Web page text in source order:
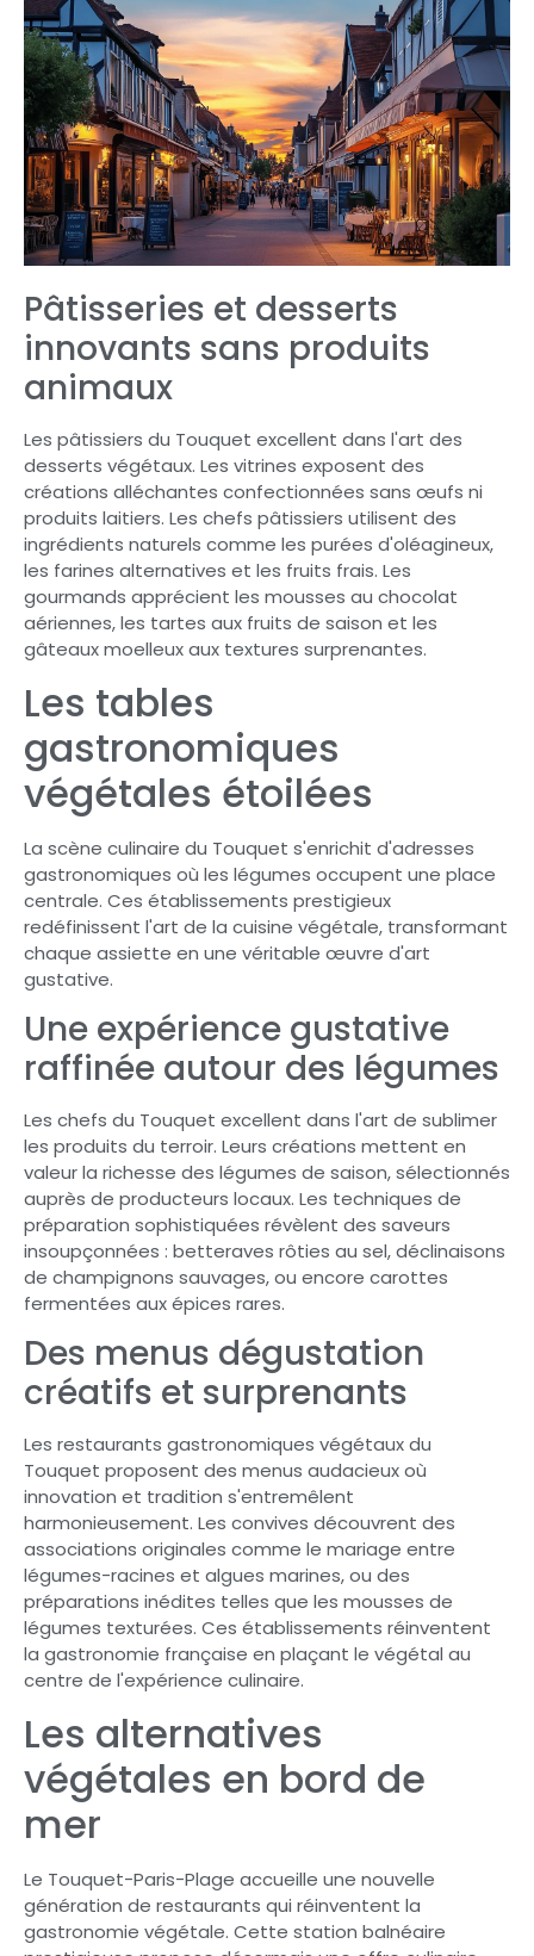
Pâtisseries et desserts
innovants sans produits
animaux
Les pâtissiers du Touquet excellent dans l'art des
desserts végétaux. Les vitrines exposent des
créations alléchantes confectionnées sans œufs ni
produits laitiers. Les chefs pâtissiers utilisent des
ingrédients naturels comme les purées d'oléagineux,
les farines alternatives et les fruits frais. Les
gourmands apprécient les mousses au chocolat
aériennes, les tartes aux fruits de saison et les
gâteaux moelleux aux textures surprenantes.
Les tables
gastronomiques
végétales étoilées
La scène culinaire du Touquet s'enrichit d'adresses
gastronomiques où les légumes occupent une place
centrale. Ces établissements prestigieux
redéfinissent l'art de la cuisine végétale, transformant
chaque assiette en une véritable œuvre d'art
gustative.
Une expérience gustative
raffinée autour des légumes
Les chefs du Touquet excellent dans l'art de sublimer
les produits du terroir. Leurs créations mettent en
valeur la richesse des légumes de saison, sélectionnés
auprès de producteurs locaux. Les techniques de
préparation sophistiquées révèlent des saveurs
insoupçonnées : betteraves rôties au sel, déclinaisons
de champignons sauvages, ou encore carottes
fermentées aux épices rares.
Des menus dégustation
créatifs et surprenants
Les restaurants gastronomiques végétaux du
Touquet proposent des menus audacieux où
innovation et tradition s'entremêlent
harmonieusement. Les convives découvrent des
associations originales comme le mariage entre
légumes-racines et algues marines, ou des
préparations inédites telles que les mousses de
légumes texturées. Ces établissements réinventent
la gastronomie française en plaçant le végétal au
centre de l'expérience culinaire.
Les alternatives
végétales en bord de
mer
Le Touquet-Paris-Plage accueille une nouvelle
génération de restaurants qui réinventent la
gastronomie végétale. Cette station balnéaire